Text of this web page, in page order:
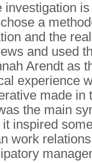
investigation
a
and the
and used
Arendt as
experience
made in
the main
inspired
work